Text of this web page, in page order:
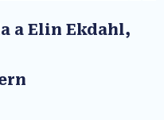
a Elin Ekdahl,